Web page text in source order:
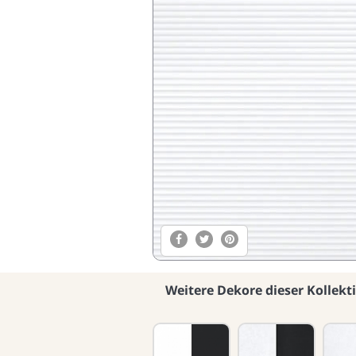
Weitere Dekore dieser